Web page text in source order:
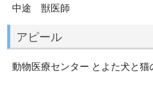
中途 獣医師
アピール
動物医療センター とよた犬と猫